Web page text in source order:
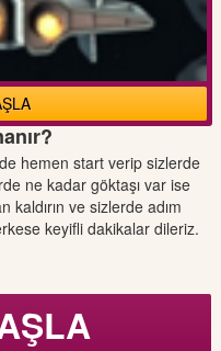
hemen start verip sizlerde
ne kadar göktaşı var ise
ve sizlerde adım
keyifli dakikalar dileriz.